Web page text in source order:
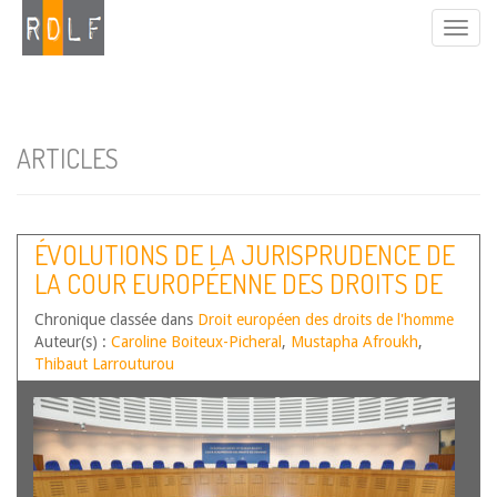
ARTICLES
ÉVOLUTIONS DE LA JURISPRUDENCE DE
LA COUR EUROPÉENNE DES DROITS DE
L’HOMME – SECOND SEMESTRE 2025
Chronique classée dans Droit européen des droits de l'homme
Auteur(s) : Caroline Boiteux-Picheral , Mustapha Afroukh,
Thibaut Larrouturou